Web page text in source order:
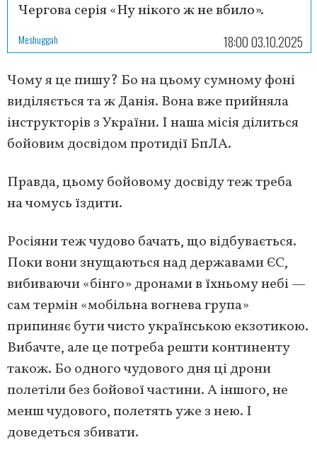
Чергова серія «Ну нікого ж не вбило».
Meshuggah 18:00 03.10.2025
Чому я це пишу? Бо на цьому сумному фоні
виділяється та ж Данія. Вона вже прийняла
інструкторів з України. І наша місія ділиться
бойовим досвідом протидії БпЛА.
Правда, цьому бойовому досвіду теж треба
на чомусь їздити.
Росіяни теж чудово бачать, що відбувається.
Поки вони знущаються над державами ЄС,
вибиваючи «бінго» дронами в їхньому небі —
сам термін «мобільна вогнева група»
припиняє бути чисто українською екзотикою.
Вибачте, але це потреба решти континенту
також. Бо одного чудового дня ці дрони
полетіли без бойової частини. А іншого, не
менш чудового, полетять уже з нею. І
доведеться збивати.